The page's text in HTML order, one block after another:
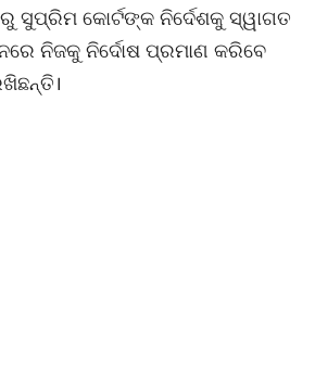
ସୁପ୍ରିମ କୋର୍ଟଙ୍କ ନିର୍ଦେଶକୁ ସ୍ୱାଗତ
ନିଜକୁ ନିର୍ଦୋଷ ପ୍ରମାଣ କରିବେ